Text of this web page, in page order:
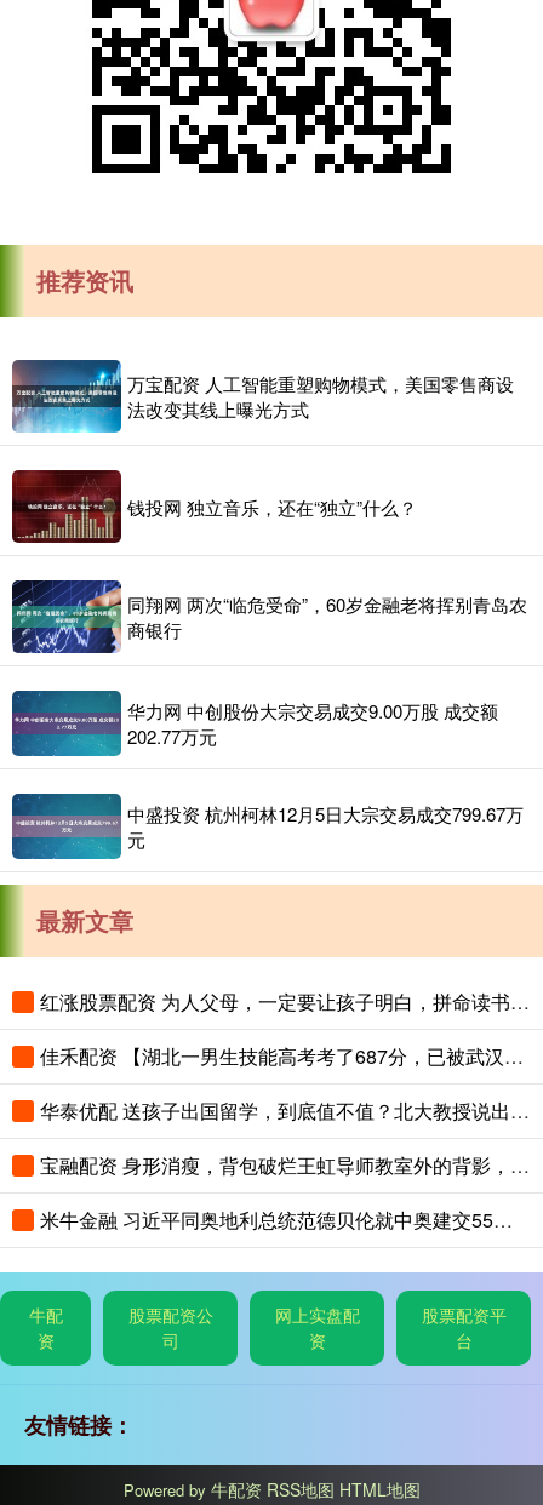
推荐资讯
万宝配资 人工智能重塑购物模式，美国零售商设
法改变其线上曝光方式
钱投网 独立音乐，还在“独立”什么？
同翔网 两次“临危受命”，60岁金融老将挥别青岛农
商银行
华力网 中创股份大宗交易成交9.00万股 成交额
202.77万元
中盛投资 杭州柯林12月5日大宗交易成交799.67万
元
最新文章
红涨股票配资 为人父母，一定要让孩子明白，拼命读书，是在给三代人铺路
佳禾配资 【湖北一男生技能高考考了687分，已被武汉职业技术大学录取，查到录取
华泰优配 送孩子出国留学，到底值不值？北大教授说出了真相
宝融配资 身形消瘦，背包破烂王虹导师教室外的背影，看的多少教授汗颜
米牛金融 习近平同奥地利总统范德贝伦就中奥建交55周年互致贺电
牛配
资
股票配资公
司
网上实盘配
资
股票配资平
台
友情链接：
Powered by 牛配资 RSS地图 HTML地图